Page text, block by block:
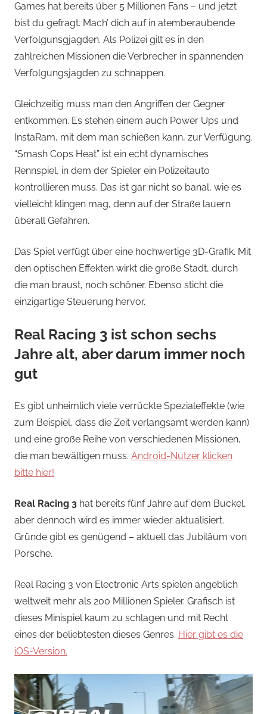
Games hat bereits über 5 Millionen Fans – und jetzt
bist du gefragt. Mach’ dich auf in atemberaubende
Verfolgunsgjagden. Als Polizei gilt es in den
zahlreichen Missionen die Verbrecher in spannenden
Verfolgungsjagden zu schnappen.
Gleichzeitig muss man den Angriffen der Gegner
entkommen. Es stehen einem auch Power Ups und
InstaRam, mit dem man schießen kann, zur Verfügung.
“Smash Cops Heat” ist ein echt dynamisches
Rennspiel, in dem der Spieler ein Polizeitauto
kontrollieren muss. Das ist gar nicht so banal, wie es
vielleicht klingen mag, denn auf der Straße lauern
überall Gefahren.
Das Spiel verfügt über eine hochwertige 3D-Grafik. Mit
den optischen Effekten wirkt die große Stadt, durch
die man braust, noch schöner. Ebenso sticht die
einzigartige Steuerung hervor.
Real Racing 3 ist schon sechs
Jahre alt, aber darum immer noch
gut
Es gibt unheimlich viele verrückte Spezialeffekte (wie
zum Beispiel, dass die Zeit verlangsamt werden kann)
und eine große Reihe von verschiedenen Missionen,
die man bewältigen muss. Android-Nutzer klicken
bitte hier!
Real Racing 3 hat bereits fünf Jahre auf dem Buckel,
aber dennoch wird es immer wieder aktualisiert.
Gründe gibt es genügend – aktuell das Jubiläum von
Porsche.
Real Racing 3 von Electronic Arts spielen angeblich
weltweit mehr als 200 Millionen Spieler. Grafisch ist
dieses Minispiel kaum zu schlagen und mit Recht
eines der beliebtesten dieses Genres. Hier gibt es die
iOS-Version.